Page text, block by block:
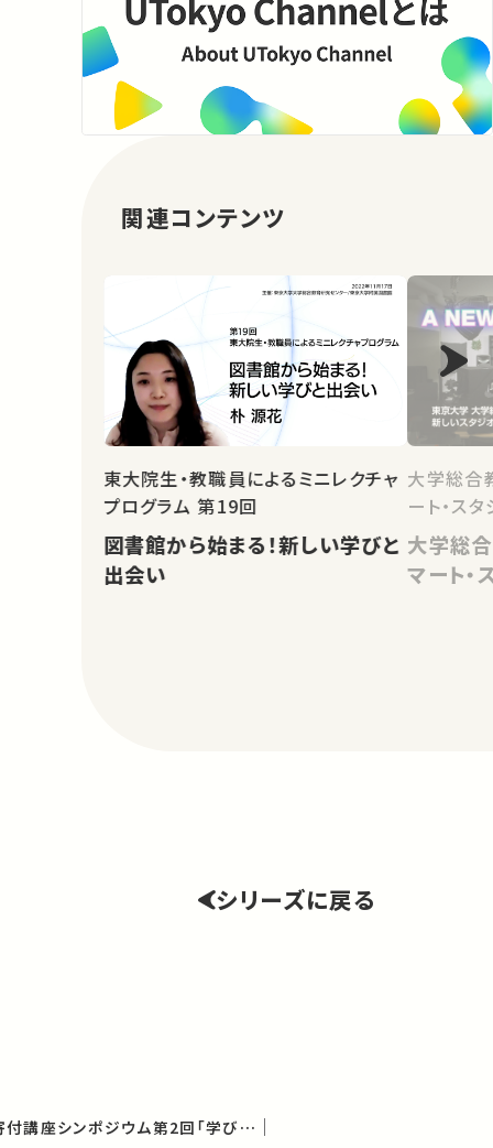
関連コンテンツ
東大院生・教職員によるミニレクチャ
プログラム 第19回
図書館から始まる！新しい学びと
出会い
大学総合
ート・ス
大学総
マート・
シリーズに戻る
革新的学びの創造学寄付講座シンポジウム第2回「学びのプロセス」